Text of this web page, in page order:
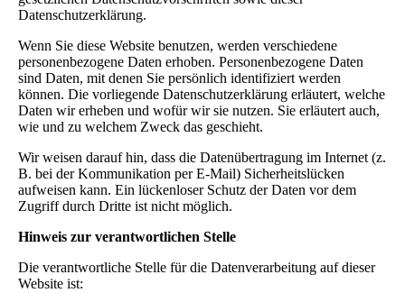
Datenschutzerklärung.
Wenn Sie diese Website benutzen, werden verschiedene
personenbezogene Daten erhoben. Personenbezogene Daten
sind Daten, mit denen Sie persönlich identifiziert werden
können. Die vorliegende Datenschutzerklärung erläutert, welche
Daten wir erheben und wofür wir sie nutzen. Sie erläutert auch,
wie und zu welchem Zweck das geschieht.
Wir weisen darauf hin, dass die Datenübertragung im Internet (z.
B. bei der Kommunikation per E-Mail) Sicherheitslücken
aufweisen kann. Ein lückenloser Schutz der Daten vor dem
Zugriff durch Dritte ist nicht möglich.
Hinweis zur verantwortlichen Stelle
Die verantwortliche Stelle für die Datenverarbeitung auf dieser
Website ist: